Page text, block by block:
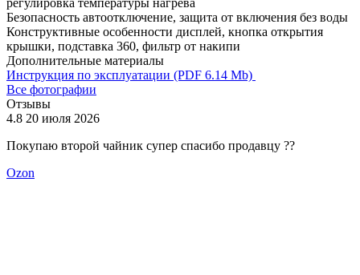
регулировка температуры нагрева
Безопасность автоотключение, защита от включения без воды
Конструктивные особенности дисплей, кнопка открытия
крышки, подставка 360, фильтр от накипи
Дополнительные материалы
Инструкция по эксплуатации (PDF 6.14 Mb)
Все фотографии
Отзывы
4.8 20 июля 2026
Покупаю второй чайник супер спасибо продавцу ??
Ozon